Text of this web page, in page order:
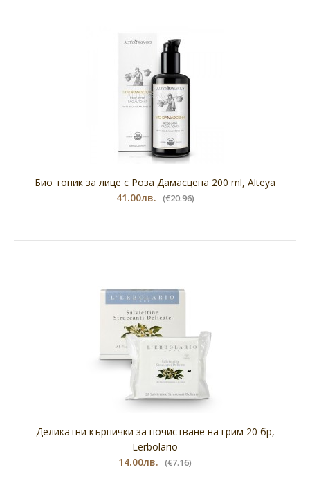
Био тоник за лице с Роза Дамасцена 200 ml, Alteya
41.00лв. (€20.96)
Деликатни кърпички за почистване на грим 20 бр,
Lerbolario
14.00лв. (€7.16)